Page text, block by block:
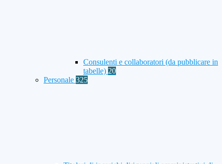
Consulenti e collaboratori (da pubblicare in
tabelle) 20
Personale 325